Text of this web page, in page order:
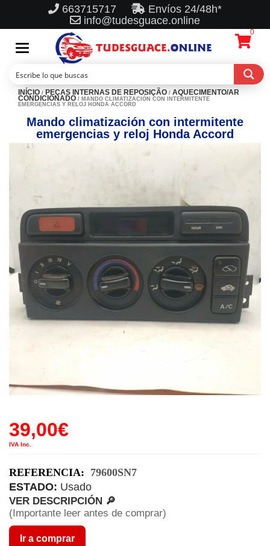
663715717
Envíos 24/48h*
info@tudesguace.online
Toggle
navigation
0
INÍCIO / PEÇAS INTERNAS DE REPOSIÇÃO / AQUECIMENTO/AR
CONDICIONADO / MANDO CLIMATIZACIÓN CON INTERMITENTE
EMERGENCIAS Y RELOJ HONDA ACCORD
Mando climatización con intermitente
emergencias y reloj Honda Accord
39,00€
IVA Inc.
REFERENCIA: 79600SN7
ESTADO: Usado
VER DESCRIPCIÓN 🔎
(Importante leer antes de comprar)
Ir a comprar